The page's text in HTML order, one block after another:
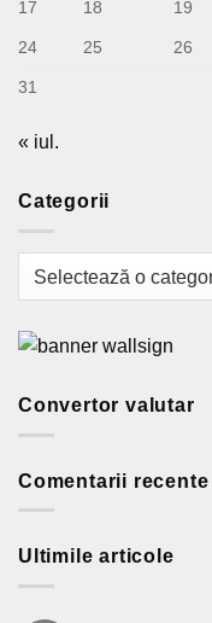
17 18 19
24 25 26
31
« iul.
Categorii
Convertor valutar
Comentarii recente
Ultimile articole